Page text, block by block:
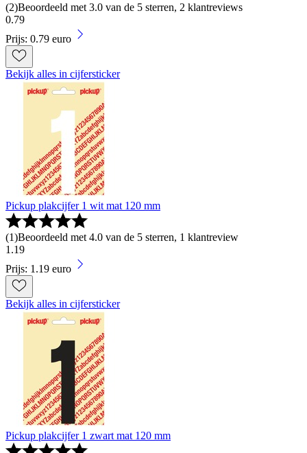
(2)Beoordeeld met 3.0 van de 5 sterren, 2 klantreviews
0.79
Prijs: 0.79 euro
Bekijk alles in cijfersticker
Pickup plakcijfer 1 wit mat 120 mm
(1)Beoordeeld met 4.0 van de 5 sterren, 1 klantreview
1 .19
Prijs: 1.19 euro
Bekijk alles in cijfersticker
Pickup plakcijfer 1 zwart mat 120 mm